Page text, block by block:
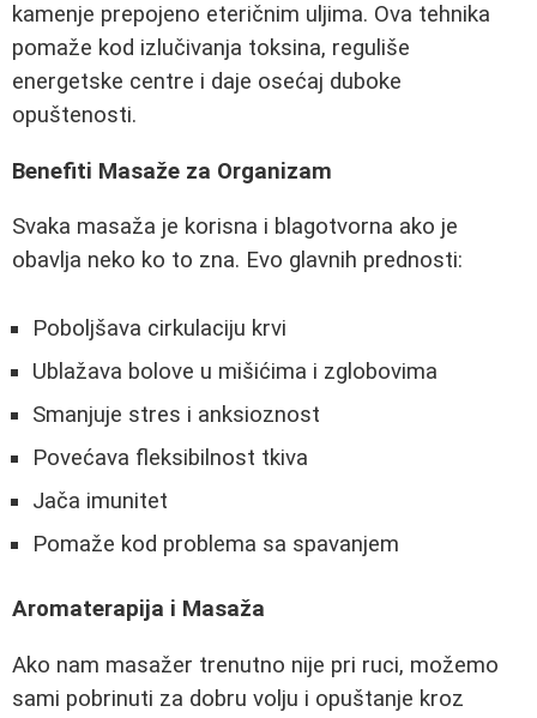
kamenje prepojeno eteričnim uljima. Ova tehnika
pomaže kod izlučivanja toksina, reguliše
energetske centre i daje osećaj duboke
opuštenosti.
Benefiti Masaže za Organizam
Svaka masaža je korisna i blagotvorna ako je
obavlja neko ko to zna. Evo glavnih prednosti:
Poboljšava cirkulaciju krvi
Ublažava bolove u mišićima i zglobovima
Smanjuje stres i anksioznost
Povećava fleksibilnost tkiva
Jača imunitet
Pomaže kod problema sa spavanjem
Aromaterapija i Masaža
Ako nam masažer trenutno nije pri ruci, možemo
sami pobrinuti za dobru volju i opuštanje kroz